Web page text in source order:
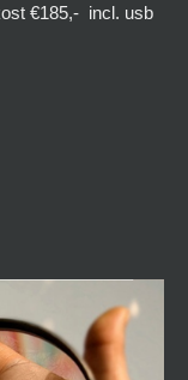
€185,- incl. usb